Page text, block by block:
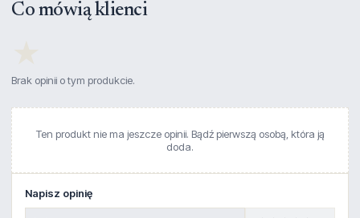
Co mówią klienci
Brak opinii o tym produkcie.
Ten produkt nie ma jeszcze opinii. Bądź pierwszą osobą, która ją
doda.
Napisz opinię